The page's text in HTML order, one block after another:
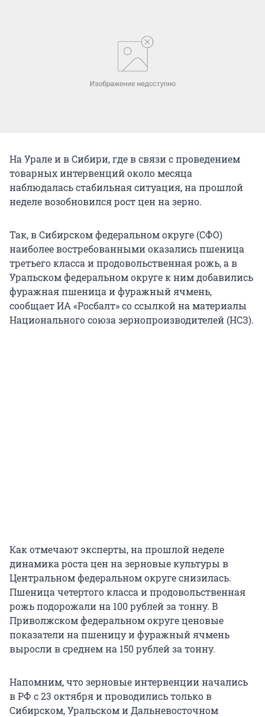
На Урале и в Сибири, где в связи с проведением
товарных интервенций около месяца
наблюдалась стабильная ситуация, на прошлой
неделе возобновился рост цен на зерно.
Так, в Сибирском федеральном округе (СФО)
наиболее востребованными оказались пшеница
третьего класса и продовольственная рожь, а в
Уральском федеральном округе к ним добавились
фуражная пшеница и фуражный ячмень,
сообщает ИА «Росбалт» со ссылкой на материалы
Национального союза зернопроизводителей (НСЗ).
Как отмечают эксперты, на прошлой неделе
динамика роста цен на зерновые культуры в
Центральном федеральном округе снизилась.
Пшеница четертого класса и продовольственная
рожь подорожали на 100 рублей за тонну. В
Приволжском федеральном округе ценовые
показатели на пшеницу и фуражный ячмень
выросли в среднем на 150 рублей за тонну.
Напомним, что зерновые интервенции начались
в РФ с 23 октября и проводились только в
Сибирском, Уральском и Дальневосточном